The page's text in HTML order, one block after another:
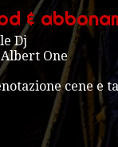
&
Dj
One
cene e